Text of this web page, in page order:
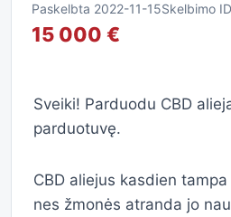
Paskelbta 2022-11-15Skelbimo
15 000 €
Sveiki! Parduodu CBD
parduotuvę.
CBD aliejus kasdien
nes žmonės atranda jo